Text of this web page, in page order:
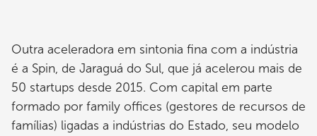
Outra aceleradora em sintonia fina com a indústria
é a Spin, de Jaraguá do Sul, que já acelerou mais de
50 startups desde 2015. Com capital em parte
formado por family offices (gestores de recursos de
famílias) ligadas a indústrias do Estado, seu modelo